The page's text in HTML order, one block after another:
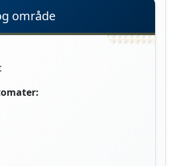
område